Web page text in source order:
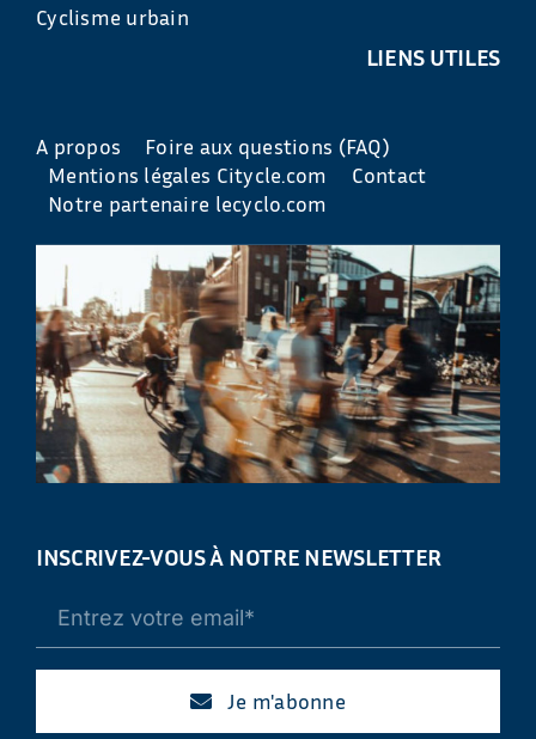
Cyclisme urbain
LIENS UTILES
A propos
Foire aux questions (FAQ)
Mentions légales Citycle.com
Contact
Notre partenaire lecyclo.com
INSCRIVEZ-VOUS À NOTRE NEWSLETTER
Je m'abonne